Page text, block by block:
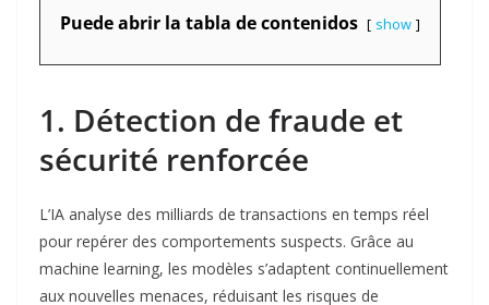
Puede abrir la tabla de contenidos show
1. Détection de fraude et
sécurité renforcée
L’IA analyse des milliards de transactions en temps réel
pour repérer des comportements suspects. Grâce au
machine learning, les modèles s’adaptent continuellement
aux nouvelles menaces, réduisant les risques de